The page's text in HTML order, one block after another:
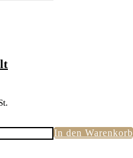
In den Warenkorb